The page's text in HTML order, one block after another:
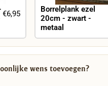
€6,95
Borrelplank ezel
20cm - zwart -
metaal
wens toevoegen?